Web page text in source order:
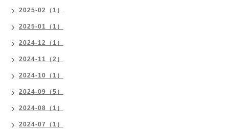
2025-02（1）
2025-01（1）
2024-12（1）
2024-11（2）
2024-10（1）
2024-09（5）
2024-08（1）
2024-07（1）